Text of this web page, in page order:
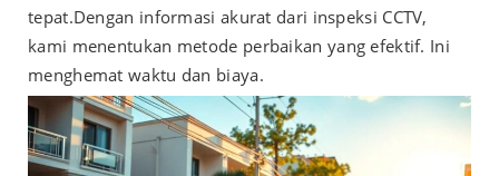
tepat.Dengan informasi akurat dari inspeksi CCTV,
kami menentukan metode perbaikan yang efektif. Ini
menghemat waktu dan biaya.